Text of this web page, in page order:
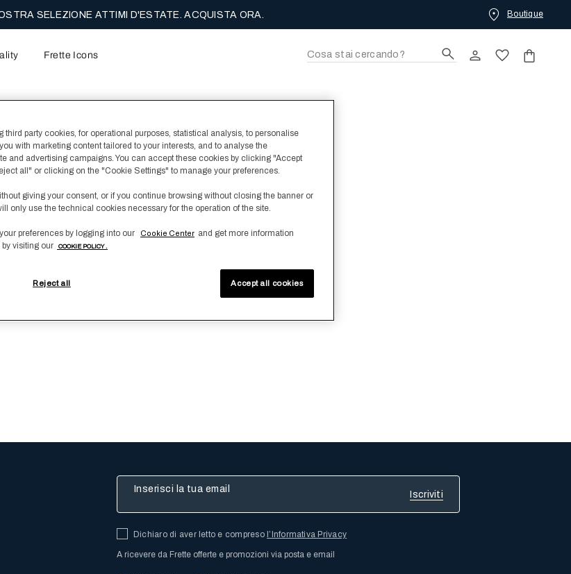
SELEZIONE ATTIMI D'ESTATE. ACQUISTA ORA. Boutique
Frette Icons
della pagina
l'immagine del prodotto
Inserisci la tua email
Dichiaro di aver letto e compreso l’Informativa Privacy
A ricevere da Frette offerte e promozioni via posta e email
third party cookies, for operational purposes, statistical analysis, to personalise
with marketing content tailored to your interests, and to analyse the
and advertising campaigns. You can accept these cookies by clicking "Accept
all" or clicking on the "Cookie Settings" to manage your preferences.
giving your consent, or if you continue browsing without closing the banner or
only use the technical cookies necessary for the operation of the site.
preferences by logging into our Cookie Center and get more information
visiting our
COOKIE POLICY .
Reject all Accept all cookies